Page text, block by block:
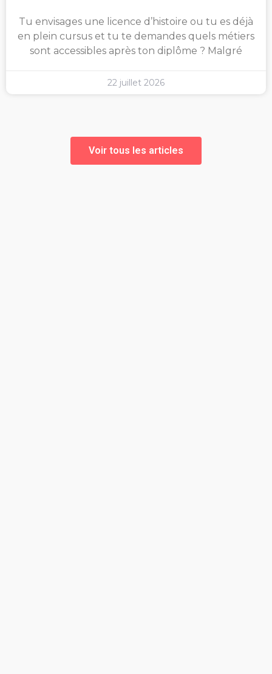
Tu envisages une licence d’histoire ou tu es déjà
en plein cursus et tu te demandes quels métiers
sont accessibles après ton diplôme ? Malgré
22 juillet 2026
Voir tous les articles